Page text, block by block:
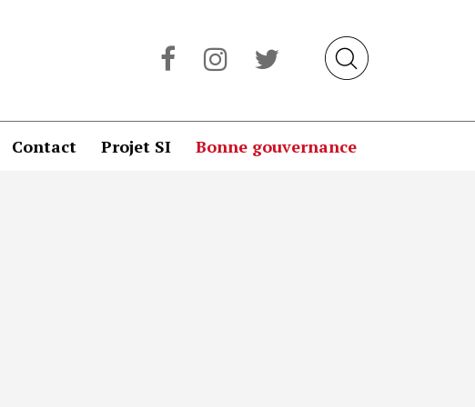
Contact Projet SI Bonne gouvernance